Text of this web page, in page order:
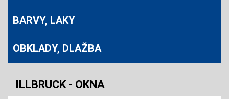
BARVY, LAKY
OBKLADY, DLAŽBA
ILLBRUCK - OKNA